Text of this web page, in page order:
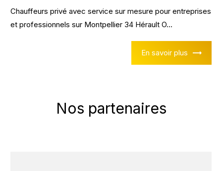
Chauffeurs privé avec service sur mesure pour entreprises
et professionnels sur Montpellier 34 Hérault O...
En savoir plus
Nos partenaires